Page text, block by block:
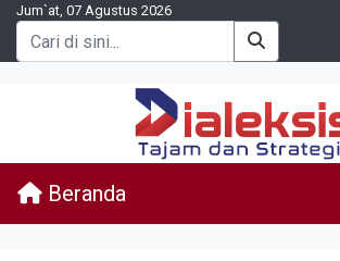
Jum`at, 07 Agustus 2026
Beranda